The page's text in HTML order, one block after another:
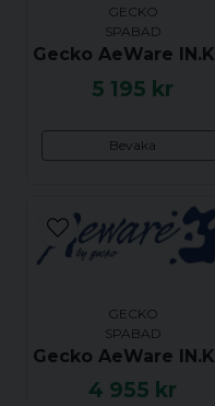
GECKO
SPABAD
5 195 kr
Bevaka
GECKO
SPABAD
4 955 kr
12V DC-uttag för
ozonator och ett
används för ett
för
Att konfigurera
Kontakta oss om du
information om
Lådan är ganska
Kompatibel med
in.k500, in.k600
Ja, ni får